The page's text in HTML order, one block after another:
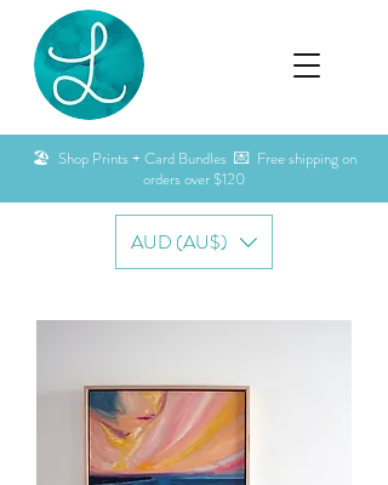
🏖️ Shop Prints + Card Bundles 💌 Free shipping on
orders over $120
AUD (AU$)